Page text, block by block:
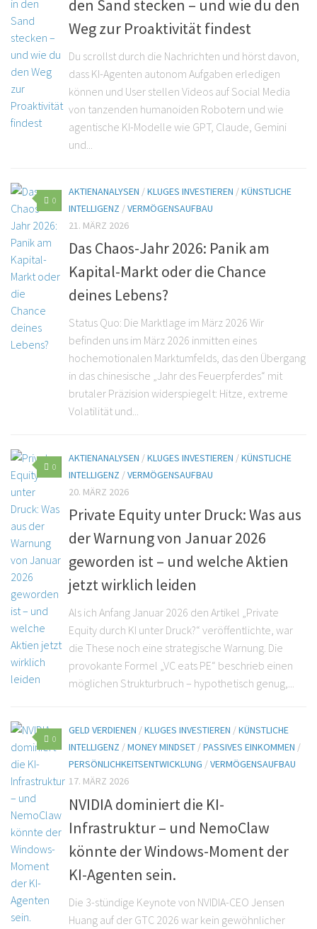
den Sand stecken – und wie du den
Weg zur Proaktivität findest
Du scrollst durch die Nachrichten und hörst davon,
dass KI-Agenten autonom Aufgaben erledigen
können und User stellen Videos auf Social Media
von tanzenden humanoiden Robotern und wie
agentische KI-Modelle wie GPT, Claude, Gemini
und...
0
AKTIENANALYSEN /KLUGES INVESTIEREN /KÜNSTLICHE
INTELLIGENZ /VERMÖGENSAUFBAU
21. MÄRZ 2026
Das Chaos-Jahr 2026: Panik am
Kapital-Markt oder die Chance
deines Lebens?
Status Quo: Die Marktlage im März 2026 Wir
befinden uns im März 2026 inmitten eines
hochemotionalen Marktumfelds, das den Übergang
in das chinesische „Jahr des Feuerpferdes“ mit
brutaler Präzision widerspiegelt: Hitze, extreme
Volatilität und...
0
AKTIENANALYSEN /KLUGES INVESTIEREN /KÜNSTLICHE
INTELLIGENZ /VERMÖGENSAUFBAU
20. MÄRZ 2026
Private Equity unter Druck: Was aus
der Warnung von Januar 2026
geworden ist – und welche Aktien
jetzt wirklich leiden
Als ich Anfang Januar 2026 den Artikel „Private
Equity durch KI unter Druck?“ veröffentlichte, war
die These noch eine strategische Warnung. Die
provokante Formel „VC eats PE“ beschrieb einen
möglichen Strukturbruch – hypothetisch genug,...
0
GELD VERDIENEN /KLUGES INVESTIEREN /KÜNSTLICHE
INTELLIGENZ /MONEY MINDSET /PASSIVES EINKOMMEN /
PERSÖNLICHKEITSENTWICKLUNG /VERMÖGENSAUFBAU
17. MÄRZ 2026
NVIDIA dominiert die KI-
Infrastruktur – und NemoClaw
könnte der Windows-Moment der
KI-Agenten sein.
Die 3-stündige Keynote von NVIDIA-CEO Jensen
Huang auf der GTC 2026 war kein gewöhnlicher